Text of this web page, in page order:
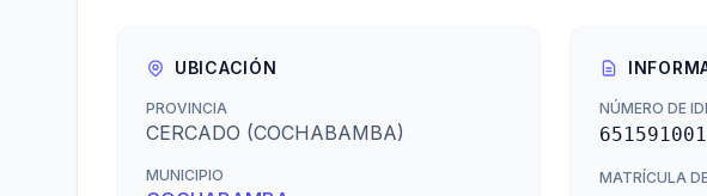
UBICACIÓN
PROVINCIA
CERCADO (COCHABAMBA)
MUNICIPIO
NÚMERO DE
MATRÍCULA